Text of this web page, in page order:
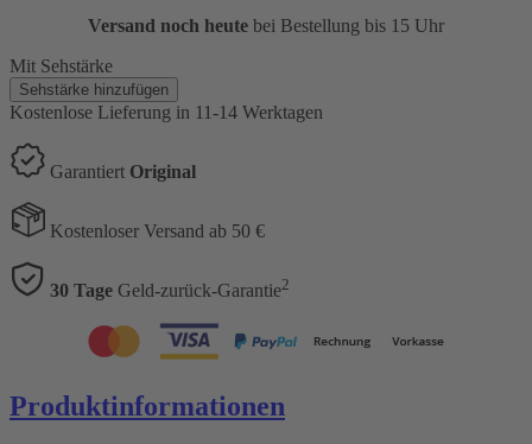
Versand noch heute bei Bestellung bis 15 Uhr
Mit Sehstärke
Sehstärke hinzufügen
Kostenlose Lieferung in 11-14 Werktagen
Garantiert Original
Kostenloser Versand ab 50 €
30 Tage Geld-zurück-Garantie2
Produktinformationen